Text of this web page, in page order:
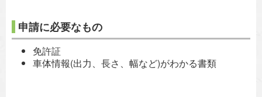
申請に必要なもの
免許証
車体情報(出力、長さ、幅など)がわかる書類